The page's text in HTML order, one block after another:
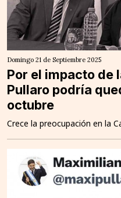
Domingo 21 de Septiembre 2025
Por el impacto de
Pullaro podría
octubre
Crece la preocupación en la